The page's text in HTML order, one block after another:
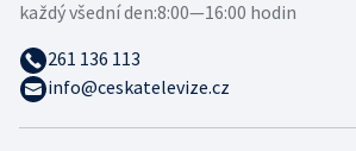
každý všední den:8:00—16:00 hodin
261 136 113
info@ceskatelevize.cz